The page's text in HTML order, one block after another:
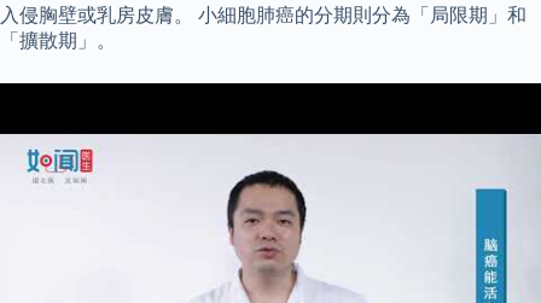
入侵胸壁或乳房皮膚。 小細胞肺癌的分期則分為「局限期」和
「擴散期」。